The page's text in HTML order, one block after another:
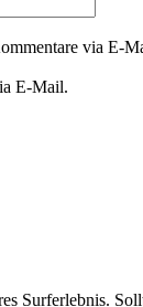
via E-
E-Mail.
Surferlebnis.